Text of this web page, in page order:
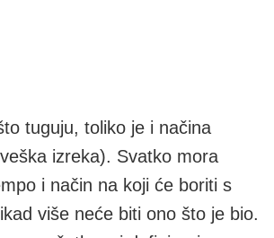
tuguju, toliko je i načina
izreka). Svatko mora
i način na koji će boriti s
više neće biti ono što je bio.